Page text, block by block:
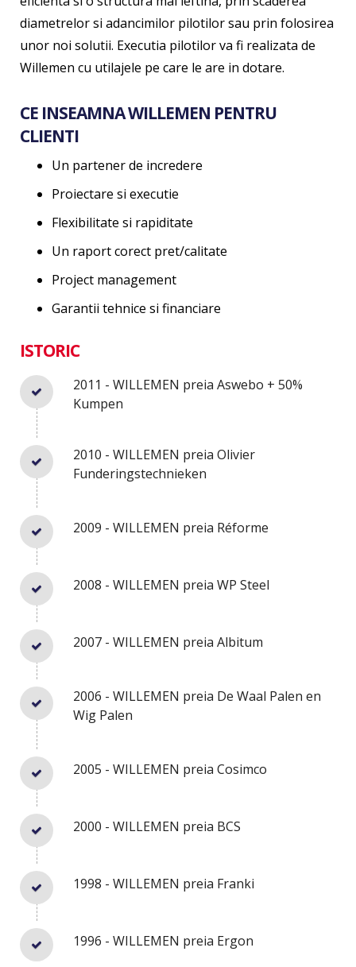
diametrelor si adancimilor pilotilor sau prin folosirea
unor noi solutii. Executia pilotilor va fi realizata de
Willemen cu utilajele pe care le are in dotare.
CE INSEAMNA WILLEMEN PENTRU
CLIENTI
Un partener de incredere
Proiectare si executie
Flexibilitate si rapiditate
Un raport corect pret/calitate
Project management
Garantii tehnice si financiare
ISTORIC
2011 - WILLEMEN preia Aswebo + 50%
Kumpen
2010 - WILLEMEN preia Olivier
Funderingstechnieken
2009 - WILLEMEN preia Réforme
2008 - WILLEMEN preia WP Steel
2007 - WILLEMEN preia Albitum
2006 - WILLEMEN preia De Waal Palen en
Wig Palen
2005 - WILLEMEN preia Cosimco
2000 - WILLEMEN preia BCS
1998 - WILLEMEN preia Franki
1996 - WILLEMEN preia Ergon